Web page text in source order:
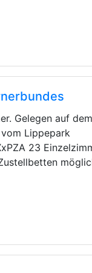
Gelegen auf dem
Lippepark
23